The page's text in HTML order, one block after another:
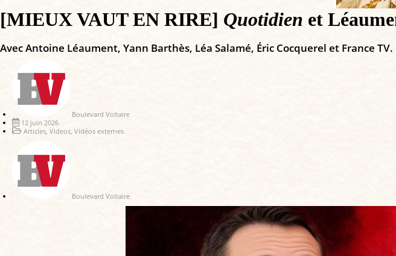
[MIEUX VAUT EN RIRE] Quotidien et
Avec Antoine Léaument, Yann Barthès, Léa Salamé, Éric Cocquerel et France TV.
Boulevard Voltaire
12 juin 2026
Articles Videos Vidéos externes
Boulevard Voltaire